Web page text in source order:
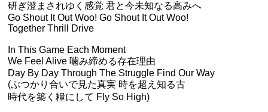
研ぎ澄まされゆく感覚 君と今未知なる高みへ
Go Shout It Out Woo! Go Shout It Out Woo!
Together Thrill Drive
In This Game Each Moment
We Feel Alive 噛み締める存在理由
Day By Day Through The Struggle Find Our Way
(ぶつかり合いで見た真実 時を超え知る古
時代を築く糧にして Fly So High)